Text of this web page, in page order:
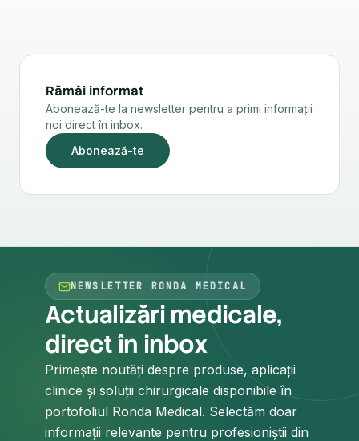
Rămâi informat
Abonează-te la newsletter pentru a primi informații
noi direct în inbox.
Abonează-te
NEWSLETTER RONDA MEDICAL
Actualizări medicale,
direct în inbox
Primește noutăți despre produse, aplicații
clinice și soluții chirurgicale disponibile în
portofoliul Ronda Medical. Selectăm doar
informații relevante pentru profesioniștii din